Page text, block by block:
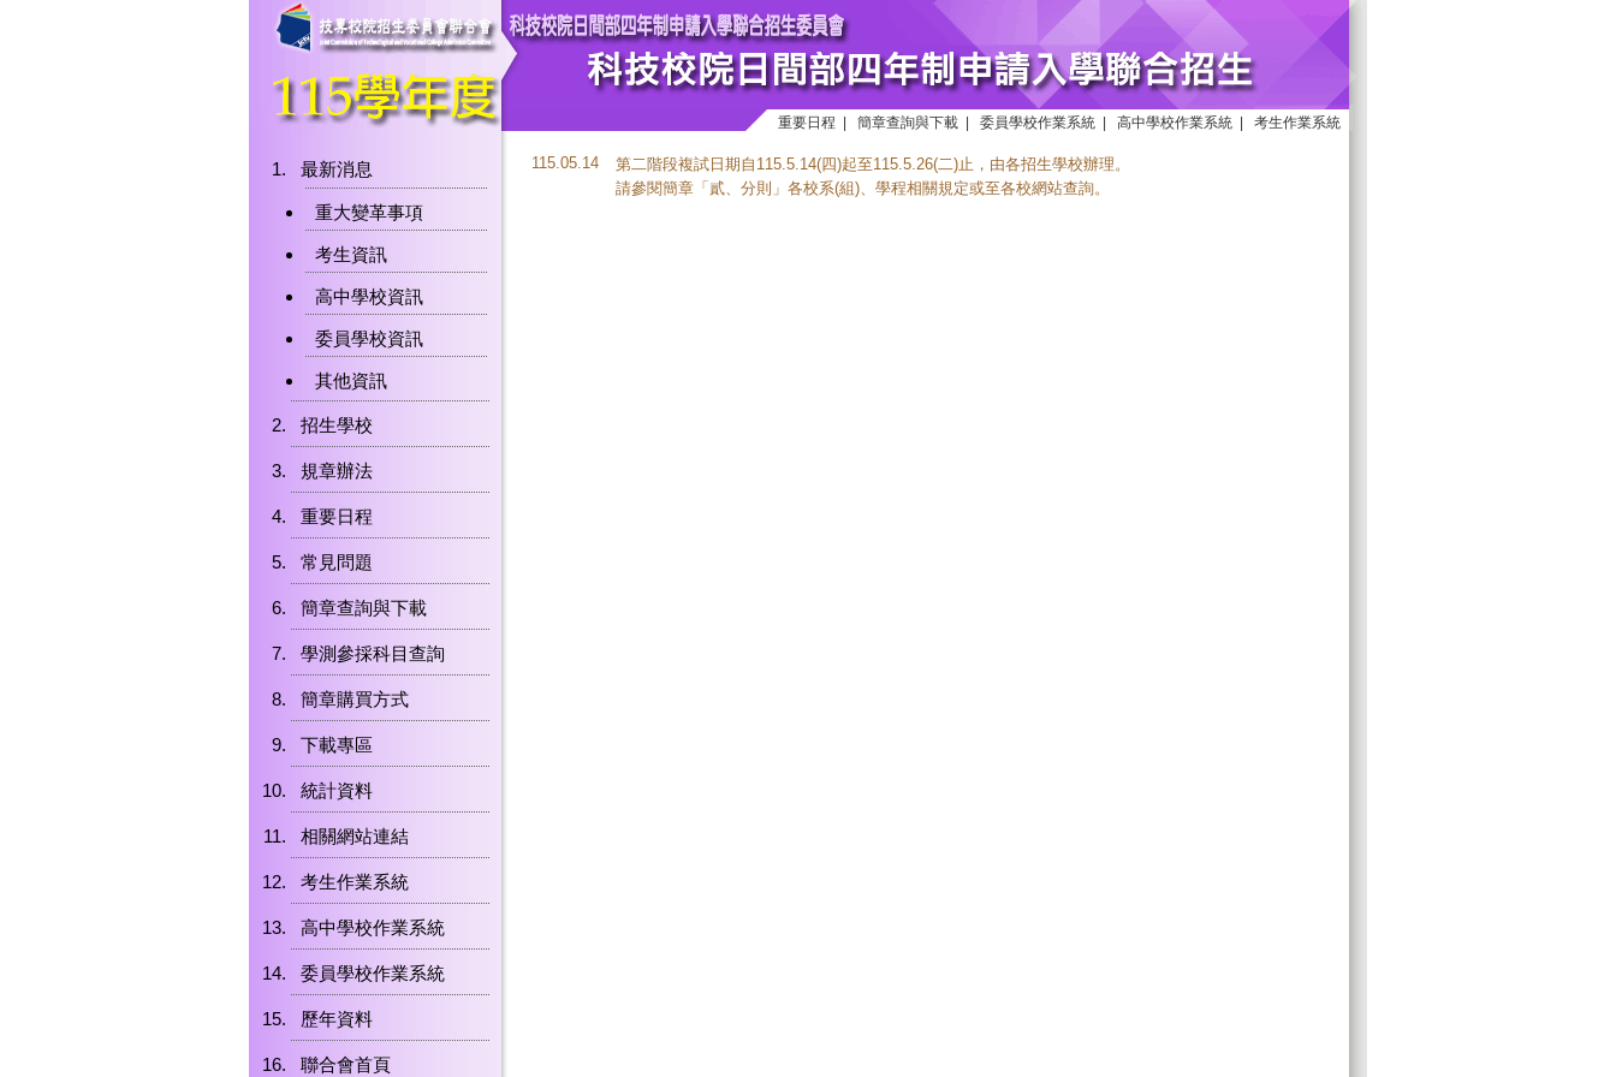
重要日程 簡章查詢與下載 委員學校作業系統 高中學校作業系統 考生作業系統
最新消息
重大變革事項
考生資訊
高中學校資訊
委員學校資訊
其他資訊
招生學校
規章辦法
重要日程
常見問題
簡章查詢與下載
學測參採科目查詢
簡章購買方式
下載專區
統計資料
相關網站連結
考生作業系統
高中學校作業系統
委員學校作業系統
歷年資料
聯合會首頁
115.05.14
第二階段複試日期自115.5.14(四)起至115.5.26(二)止，由各招生學校辦理。
請參閱簡章「貳、分則」各校系(組)、學程相關規定或至各校網站查詢。